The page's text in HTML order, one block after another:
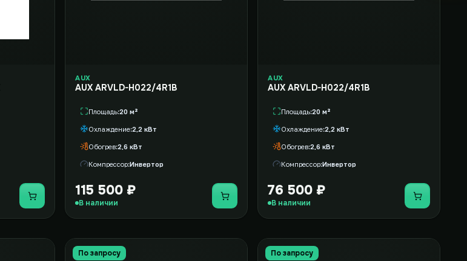
Купить
AUX
AUX ARVLD-H022/4R1B
Площадь 20 м²
Охлаждение 2,2 кВт
Обогрев 2,6 кВт
Компрессор Инвертор
115 500 ₽
В наличии Купить
AUX
AUX ARVLD-H022/4R1B
Площадь 20 м²
Охлаждение 2,2 кВт
Обогрев 2,6 кВт
Компрессор Инвертор
76 500 ₽
В наличии Купить
По запросу По запросу